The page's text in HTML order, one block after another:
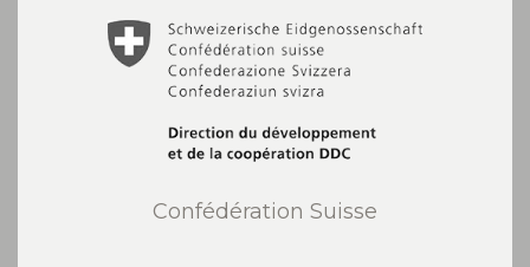
Confédération Suisse